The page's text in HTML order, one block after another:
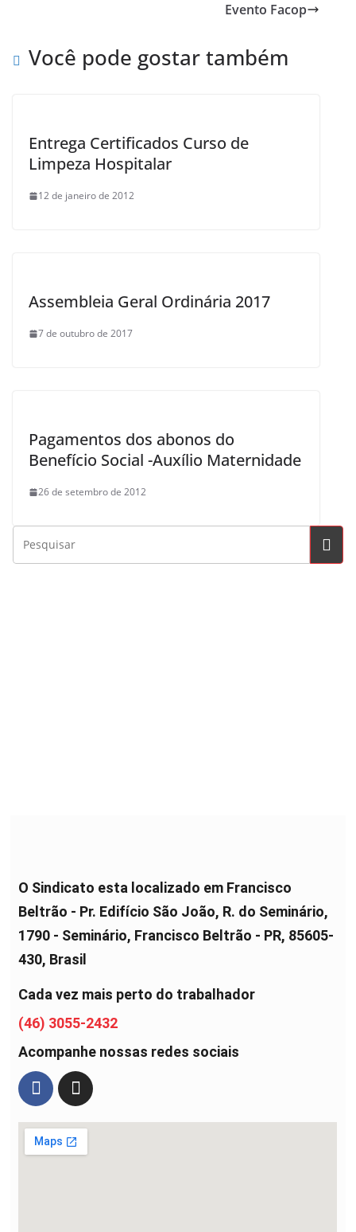
o
Evento Facop
Você pode gostar também
Entrega Certificados Curso de
Limpeza Hospitalar
12 de janeiro de 2012
Assembleia Geral Ordinária 2017
7 de outubro de 2017
Pagamentos dos abonos do
Benefício Social -Auxílio Maternidade
26 de setembro de 2012
O Sindicato esta localizado em Francisco
Beltrão - Pr. Edifício São João, R. do Seminário,
1790 - Seminário, Francisco Beltrão - PR, 85605-
430, Brasil
Cada vez mais perto do trabalhador
(46) 3055-2432
Acompanhe nossas redes sociais